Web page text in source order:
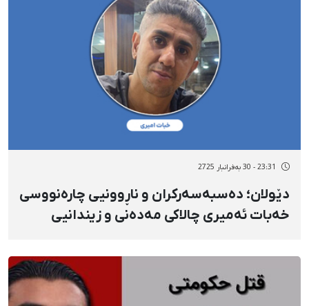
23:31 - 30 بەفرانبار 2725
دێولان؛ دەسبەسەرکران و ناڕوونیی چارەنووسی
خەبات ئەمیری چالاکی مەدەنی و زیندانیی